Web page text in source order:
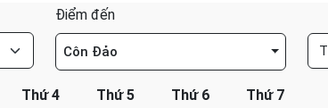
Điểm đến
Côn Đảo
Thứ 4 Thứ 5 Thứ 6 Thứ 7